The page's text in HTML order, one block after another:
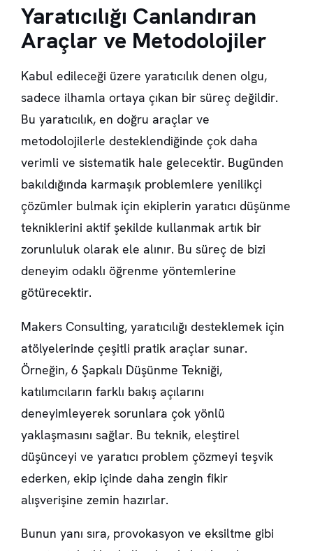
Yaratıcılığı Canlandıran
Araçlar ve Metodolojiler
Kabul edileceği üzere yaratıcılık denen olgu,
sadece ilhamla ortaya çıkan bir süreç değildir.
Bu yaratıcılık, en doğru araçlar ve
metodolojilerle desteklendiğinde çok daha
verimli ve sistematik hale gelecektir. Bugünden
bakıldığında karmaşık problemlere yenilikçi
çözümler bulmak için ekiplerin yaratıcı düşünme
tekniklerini aktif şekilde kullanmak artık bir
zorunluluk olarak ele alınır. Bu süreç de bizi
deneyim odaklı öğrenme yöntemlerine
götürecektir.
Makers Consulting, yaratıcılığı desteklemek için
atölyelerinde çeşitli pratik araçlar sunar.
Örneğin, 6 Şapkalı Düşünme Tekniği,
katılımcıların farklı bakış açılarını
deneyimleyerek sorunlara çok yönlü
yaklaşmasını sağlar. Bu teknik, eleştirel
düşünceyi ve yaratıcı problem çözmeyi teşvik
ederken, ekip içinde daha zengin fikir
alışverişine zemin hazırlar.
Bunun yanı sıra, provokasyon ve eksiltme gibi